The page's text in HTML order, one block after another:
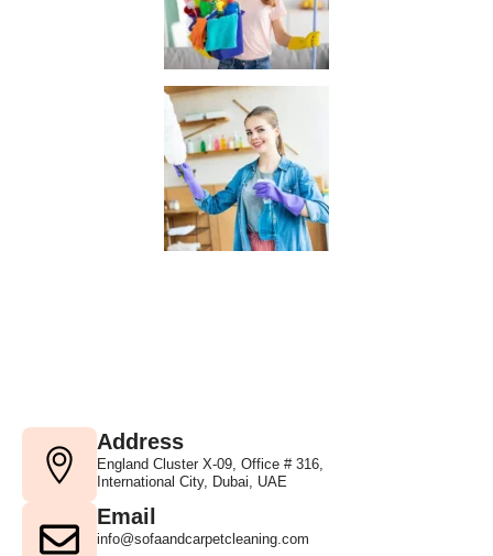
Address
England Cluster X-09, Office # 316,
International City, Dubai, UAE
Email
info@sofaandcarpetcleaning.com